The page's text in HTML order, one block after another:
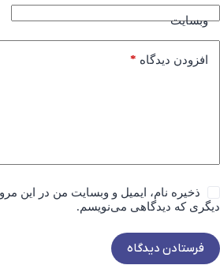
وبسایت
افزودن دیدگاه *
ذخیره نام، ایمیل و وبسایت من در این
دیگری که دیدگاهی می‌نویسم.
فرستادن دیدگاه